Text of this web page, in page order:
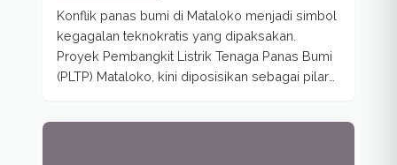
Konflik panas bumi di Mataloko menjadi simbol
kegagalan teknokratis yang dipaksakan.
Proyek Pembangkit Listrik Tenaga Panas Bumi
(PLTP) Mataloko, kini diposisikan sebagai pilar